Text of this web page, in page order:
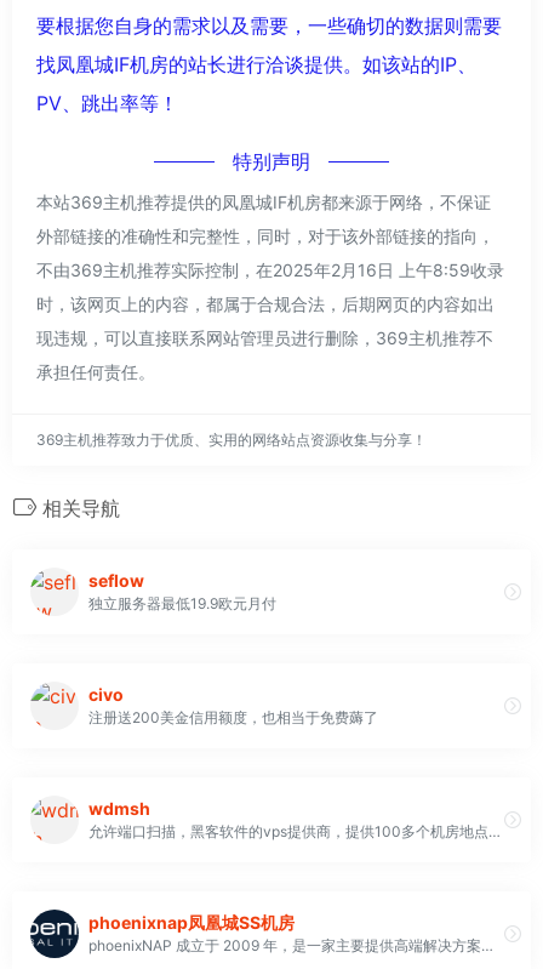
要根据您自身的需求以及需要，一些确切的数据则需要
找凤凰城IF机房的站长进行洽谈提供。如该站的IP、
PV、跳出率等！
特别声明
本站369主机推荐提供的凤凰城IF机房都来源于网络，不保证
外部链接的准确性和完整性，同时，对于该外部链接的指向，
不由369主机推荐实际控制，在2025年2月16日 上午8:59收录
时，该网页上的内容，都属于合规合法，后期网页的内容如出
现违规，可以直接联系网站管理员进行删除，369主机推荐不
承担任何责任。
369主机推荐致力于优质、实用的网络站点资源收集与分享！
相关导航
seflow
独立服务器最低19.9欧元月付
civo
注册送200美金信用额度，也相当于免费薅了
wdmsh
允许端口扫描，黑客软件的vps提供商，提供100多个机房地点选择
phoenixnap凤凰城SS机房
phoenixNAP 成立于 2009 年，是一家主要提供高端解决方案的托管服务提供商。